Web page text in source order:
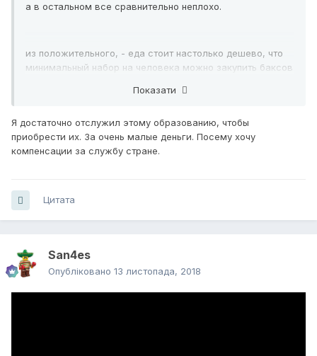
а в остальном все сравнительно неплохо.
из положительного, - еда стоит настолько дешево, что
минимальный набор на человека можно закупить баксов
сбалансировано питаться.
тоесть с голоду умереть тяжело,
можно.
Показати
Я достаточно отслужил этому образованию, чтобы
приобрести их. За очень малые деньги. Посему хочу
компенсации за службу стране.
Цитата
San4es
Опубліковано 13 листопада, 2018